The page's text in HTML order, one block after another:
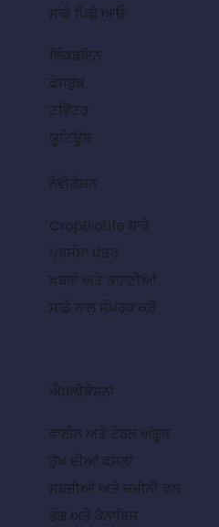
ਸਾਡੇ ਪਿਛੇ ਆਓ
ਲਿੰਕਡਇਨ
ਫੇਸਬੁੱਕ
ਟਵਿੱਟਰ
ਯੂਟਿਊਬ
ਨੇਵੀਗੇਸ਼ਨ
CropBioLife ਬਾਰੇ
ਪ੍ਰਸੰਸਾ ਪੱਤਰ
ਖ਼ਬਰਾਂ ਅਤੇ ਕਹਾਣੀਆਂ
ਸਾਡੇ ਨਾਲ ਸੰਪਰਕ ਕਰੋ
ਐਪਲੀਕੇਸ਼ਨਾਂ
ਵਾਈਨ ਅਤੇ ਟੇਬਲ ਅੰਗੂਰ
ਰੁੱਖ ਦੀਆਂ ਫਸਲਾਂ
ਸਬਜ਼ੀਆਂ ਅਤੇ ਜ਼ਮੀਨੀ ਫਲ
ਭੰਗ ਅਤੇ ਕੈਨਾਬਿਸ